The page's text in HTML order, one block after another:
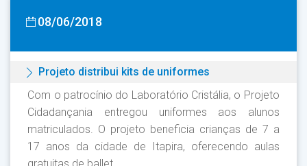
08/06/2018
Projeto distribui kits de uniformes
Com o patrocínio do Laboratório Cristália, o Projeto
Cidadançania entregou uniformes aos alunos
matriculados. O projeto beneficia crianças de 7 a
17 anos da cidade de Itapira, oferecendo aulas